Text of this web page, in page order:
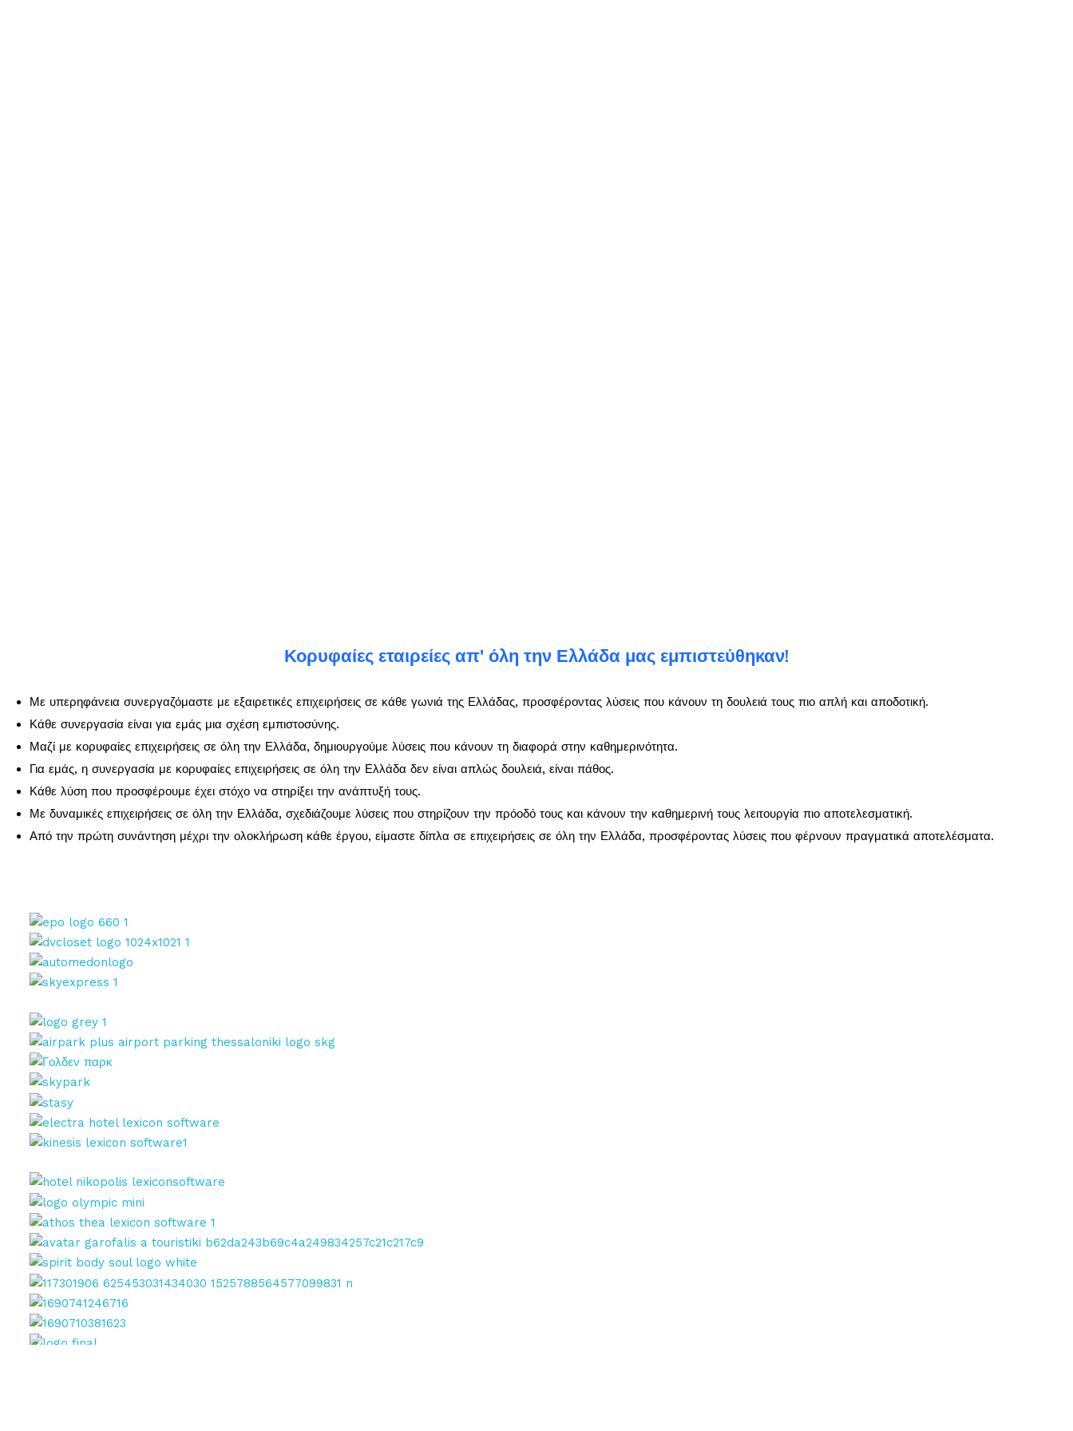
Κορυφαίες εταιρείες απ' όλη την Ελλάδα μας εμπιστεύθηκαν!
Με υπερηφάνεια συνεργαζόμαστε με εξαιρετικές επιχειρήσεις σε κάθε γωνιά της Ελλάδας, προσφέροντας λύσεις που κάνουν τη δουλειά τους πιο απλή και αποδοτική.
Κάθε συνεργασία είναι για εμάς μια σχέση εμπιστοσύνης.
Μαζί με κορυφαίες επιχειρήσεις σε όλη την Ελλάδα, δημιουργούμε λύσεις που κάνουν τη διαφορά στην καθημερινότητα.
Για εμάς, η συνεργασία με κορυφαίες επιχειρήσεις σε όλη την Ελλάδα δεν είναι απλώς δουλειά, είναι πάθος.
Κάθε λύση που προσφέρουμε έχει στόχο να στηρίξει την ανάπτυξή τους.
Με δυναμικές επιχειρήσεις σε όλη την Ελλάδα, σχεδιάζουμε λύσεις που στηρίζουν την πρόοδό τους και κάνουν την καθημερινή τους λειτουργία πιο αποτελεσματική.
Από την πρώτη συνάντηση μέχρι την ολοκλήρωση κάθε έργου, είμαστε δίπλα σε επιχειρήσεις σε όλη την Ελλάδα, προσφέροντας λύσεις που φέρνουν πραγματικά αποτελέσματα.